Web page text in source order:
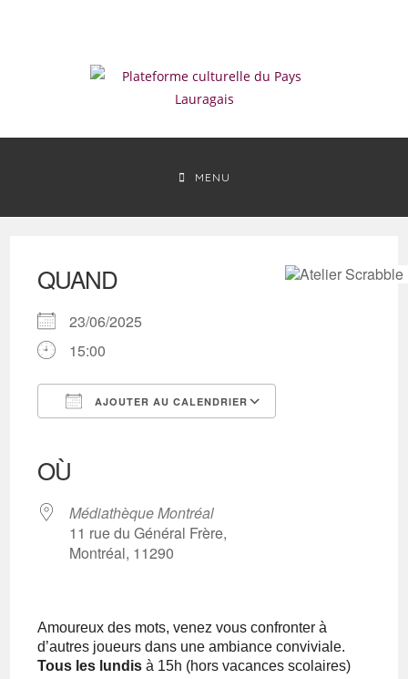
MENU
QUAND
23/06/2025
15:00
AJOUTER AU CALENDRIER
OÙ
Médiathèque Montréal
11 rue du Général Frère,
Montréal, 11290
Amoureux des mots, venez vous confronter à
d’autres joueurs dans une ambiance conviviale.
Tous les lundis à 15h (hors vacances scolaires)